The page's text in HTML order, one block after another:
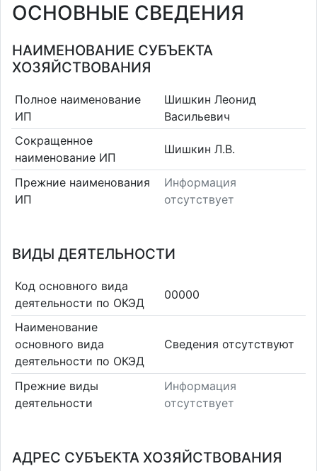
ОСНОВНЫЕ СВЕДЕНИЯ
НАИМЕНОВАНИЕ СУБЪЕКТА
ХОЗЯЙСТВОВАНИЯ
Полное наименование
ИП
Шишкин Леонид
Васильевич
Сокращенное
наименование ИП
Шишкин Л.В.
Прежние наименования
ИП
Информация
отсутствует
ВИДЫ ДЕЯТЕЛЬНОСТИ
Код основного вида
деятельности по ОКЭД
00000
Наименование
основного вида
деятельности по ОКЭД
Cведения отсутствуют
Прежние виды
деятельности
Информация
отсутствует
АДРЕС СУБЪЕКТА ХОЗЯЙСТВОВАНИЯ